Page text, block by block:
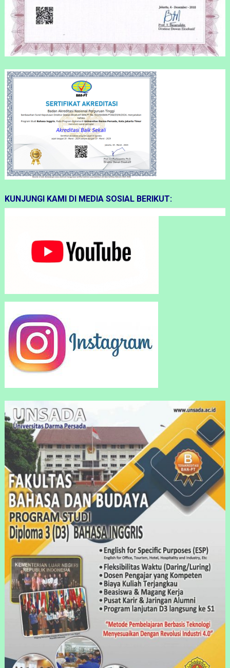
KUNJUNGI KAMI DI MEDIA SOSIAL BERIKUT: